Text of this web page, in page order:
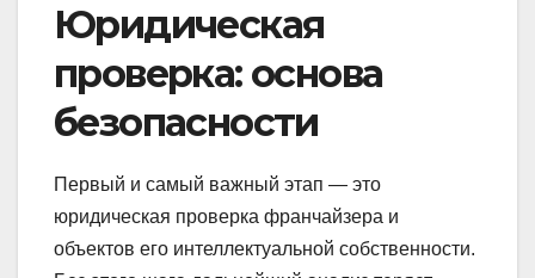
Юридическая
проверка: основа
безопасности
Первый и самый важный этап — это
юридическая проверка франчайзера и
объектов его интеллектуальной собственности.